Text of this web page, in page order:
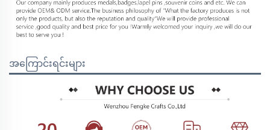
အကြောင်းရင်းများ